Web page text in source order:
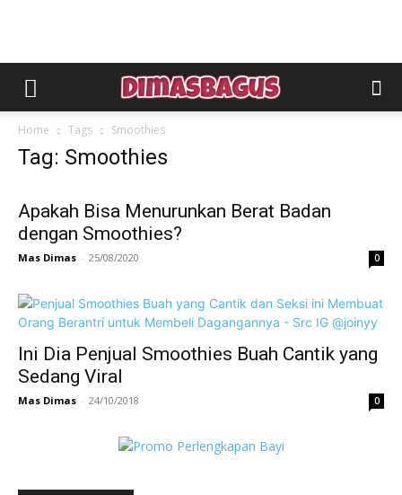
Home Tags Smoothies
Tag: Smoothies
Apakah Bisa Menurunkan Berat Badan
dengan Smoothies?
Mas Dimas - 25/08/2020 0
Ini Dia Penjual Smoothies Buah Cantik yang
Sedang Viral
Mas Dimas - 24/10/2018 0